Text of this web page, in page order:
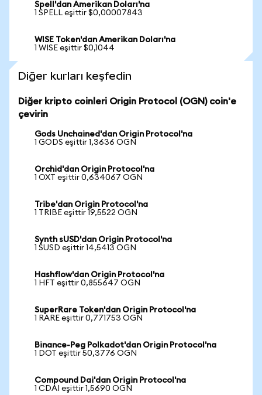
Spell'dan Amerikan Doları'na
1 SPELL eşittir $0,00007843
WISE Token'dan Amerikan Doları'na
1 WISE eşittir $0,1044
Diğer kurları keşfedin
Diğer kripto coinleri Origin Protocol (OGN) coin'e
çevirin
Gods Unchained'dan Origin Protocol'na
1 GODS eşittir 1,3636 OGN
Orchid'dan Origin Protocol'na
1 OXT eşittir 0,634067 OGN
Tribe'dan Origin Protocol'na
1 TRIBE eşittir 19,5522 OGN
Synth sUSD'dan Origin Protocol'na
1 SUSD eşittir 14,5413 OGN
Hashflow'dan Origin Protocol'na
1 HFT eşittir 0,855647 OGN
SuperRare Token'dan Origin Protocol'na
1 RARE eşittir 0,771753 OGN
Binance-Peg Polkadot'dan Origin Protocol'na
1 DOT eşittir 50,3776 OGN
Compound Dai'dan Origin Protocol'na
1 CDAI eşittir 1,5690 OGN